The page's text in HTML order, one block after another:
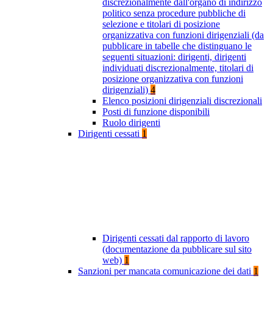
discrezionalmente dall'organo di indirizzo
politico senza procedure pubbliche di
selezione e titolari di posizione
organizzativa con funzioni dirigenziali (da
pubblicare in tabelle che distinguano le
seguenti situazioni: dirigenti, dirigenti
individuati discrezionalmente, titolari di
posizione organizzativa con funzioni
dirigenziali) 4
Elenco posizioni dirigenziali discrezionali
Posti di funzione disponibili
Ruolo dirigenti
Dirigenti cessati 1
Dirigenti cessati dal rapporto di lavoro
(documentazione da pubblicare sul sito
web) 1
Sanzioni per mancata comunicazione dei dati 1